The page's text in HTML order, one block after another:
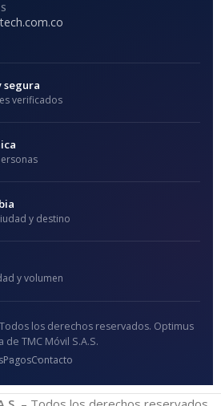
segura
verificados
y destino
y volumen
Todos los derechos reservados. Optimus
TMC Móvil S.A.S.
PagosContacto